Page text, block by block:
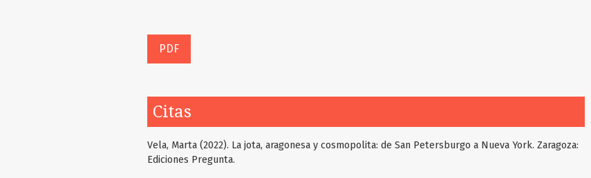
PDF
Citas
Vela, Marta (2022). La jota, aragonesa y cosmopolita: de San Petersburgo a Nueva York. Zaragoza:
Ediciones Pregunta.